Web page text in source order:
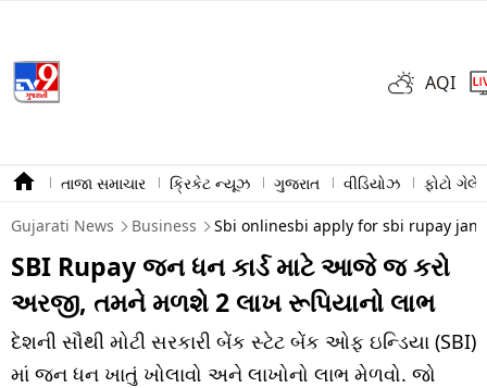
AQI
તાજા સમાચાર ક્રિકેટ ન્યૂઝ ગુજરાત વીડિયોઝ ફોટો
Gujarati News Business Sbi onlinesbi apply for sbi rupay
SBI Rupay જન ધન કાર્ડ માટે આજે જ કરો
અરજી, તમને મળશે 2 લાખ રૂપિયાનો લાભ
દેશની સૌથી મોટી સરકારી બેંક સ્ટેટ બેંક ઓફ ઇન્ડિયા (SBI)
માં જન ધન ખાતું ખોલાવો અને લાખોનો લાભ મેળવો. જો